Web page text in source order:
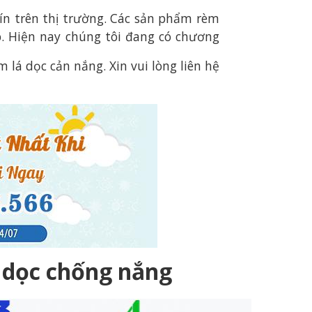
trên thị trường. Các sản phẩm rèm
nay chúng tôi đang có chương
lá dọc cản nắng. Xin vui lòng liên hệ
chống nắng